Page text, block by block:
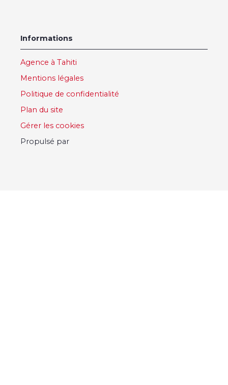
Informations
Agence à Tahiti
Mentions légales
Politique de confidentialité
Plan du site
Gérer les cookies
Propulsé par